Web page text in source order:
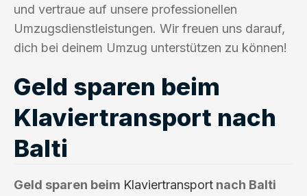
und vertraue auf unsere professionellen
Umzugsdienstleistungen. Wir freuen uns darauf,
dich bei deinem Umzug unterstützen zu können!
Geld sparen beim
Klaviertransport nach
Balti
Geld sparen beim Klaviertransport nach Balti